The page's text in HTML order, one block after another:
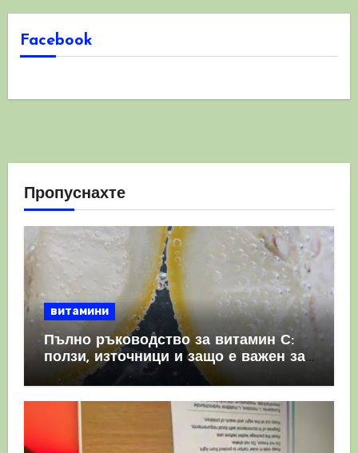
Facebook
Пропуснахте
витамини
Пълно ръководство за витамин С:
ползи, източници и защо е важен за
имунната система